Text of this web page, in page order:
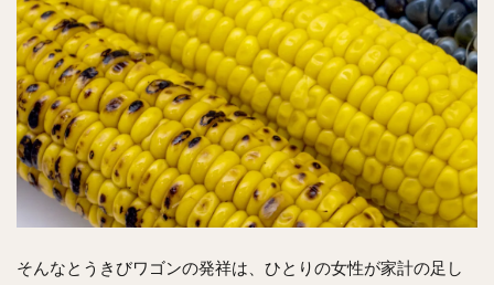
そんなとうきびワゴンの発祥は、ひとりの女性が家計の足し